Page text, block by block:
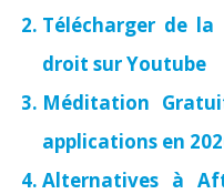
Télécharger de
droit sur Youtube
Méditation
applications en
Alternatives à